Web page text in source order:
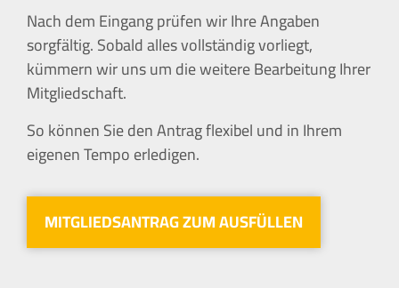
Nach dem Eingang prüfen wir Ihre Angaben
sorgfältig. Sobald alles vollständig vorliegt,
kümmern wir uns um die weitere Bearbeitung Ihrer
Mitgliedschaft.
So können Sie den Antrag flexibel und in Ihrem
eigenen Tempo erledigen.
MITGLIEDSANTRAG ZUM AUSFÜLLEN